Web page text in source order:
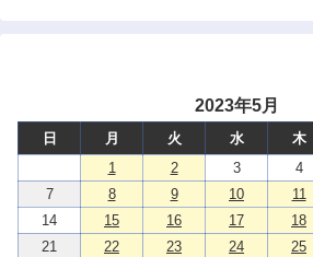
2023年5月
日 月 火 水 木
1
2 3 4
7
8 9 10 11
14
15 16 17 18
21
22 23 24 25